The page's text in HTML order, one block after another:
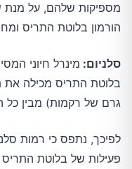
מספיקות שלהם, על מנת
הורמון בלוטת התריס
סלניום: מינרל חיוני
בלוטת התריס מכילה את
גרם של רקמות) מבין כל
לפיכך, נתפס כי רמות
פעילות של בלוטת התריס